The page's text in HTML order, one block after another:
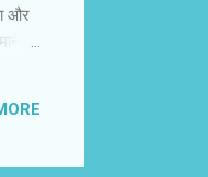
और
में
उसे